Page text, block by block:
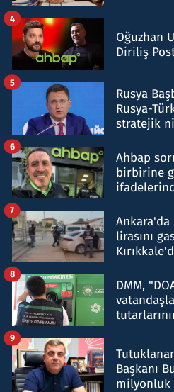
Oğuzhan
Diriliş
4
Rusya
Rusya-
stratejik
5
Ahbap
birbirine
6
lirasını
7
DMM,
8
Başkanı
milyonluk
9